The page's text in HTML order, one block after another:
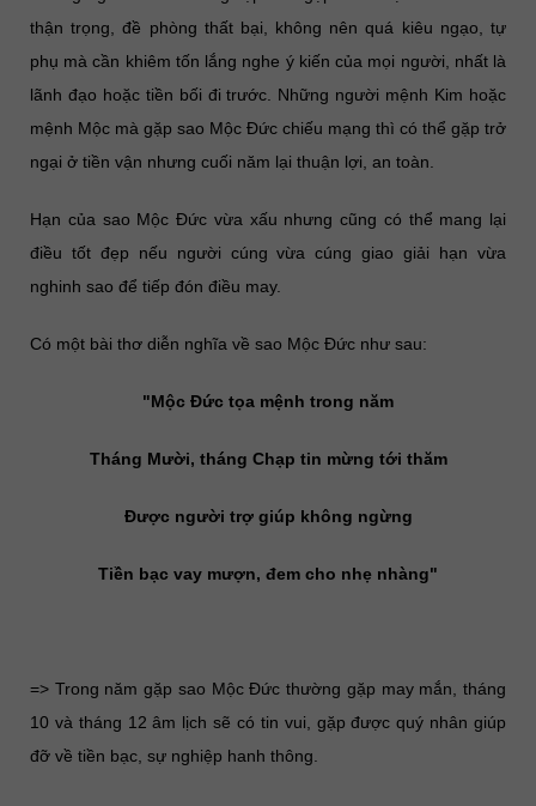
thận trọng, đề phòng thất bại, không nên quá kiêu ngạo, tự
phụ mà cần khiêm tốn lắng nghe ý kiến của mọi người, nhất là
lãnh đạo hoặc tiền bối đi trước. Những người mệnh Kim hoặc
mệnh Mộc mà gặp sao Mộc Đức chiếu mạng thì có thể gặp trở
ngại ở tiền vận nhưng cuối năm lại thuận lợi, an toàn.
Hạn của sao Mộc Đức vừa xấu nhưng cũng có thể mang lại
điều tốt đẹp nếu người cúng vừa cúng giao giải hạn vừa
nghinh sao để tiếp đón điều may.
Có một bài thơ diễn nghĩa về sao Mộc Đức như sau:
"Mộc Đức tọa mệnh trong năm
Tháng Mười, tháng Chạp tin mừng tới thăm
Được người trợ giúp không ngừng
Tiền bạc vay mượn, đem cho nhẹ nhàng"
=> Trong năm gặp sao Mộc Đức thường gặp may mắn, tháng
10 và tháng 12 âm lịch sẽ có tin vui, gặp được quý nhân giúp
đỡ về tiền bạc, sự nghiệp hanh thông.